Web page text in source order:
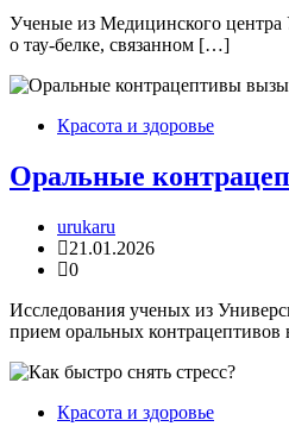
Ученые из Медицинского центра
о тау-белке, связанном […]
Красота и здоровье
Оральные
urukaru
21.01.2026
0
Исследования ученых из
прием оральных
Красота и здоровье